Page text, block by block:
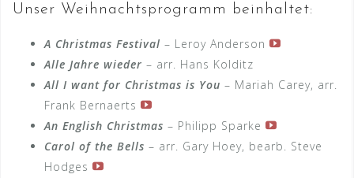
Unser Weihnachtsprogramm beinhaltet:
A Christmas Festival – Leroy Anderson
Alle Jahre wieder – arr. Hans Kolditz
All I want for Christmas is You – Mariah Carey, arr.
Frank Bernaerts
An English Christmas – Philipp Sparke
Carol of the Bells – arr. Gary Hoey, bearb. Steve
Hodges